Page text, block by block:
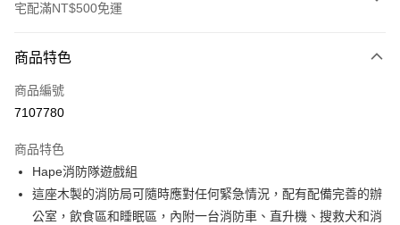
宅配滿NT$500免運
信用卡一次付款
LINE Pay
街口支付
悠遊付
商品特色
商品編號
7107780
商品特色
Hape消防隊遊戲組
這座木製的消防局可隨時應對任何緊急情況，配有配備完善的辦
公室，飲食區和睡眠區，內附一台消防車、直升機、搜救犬和消